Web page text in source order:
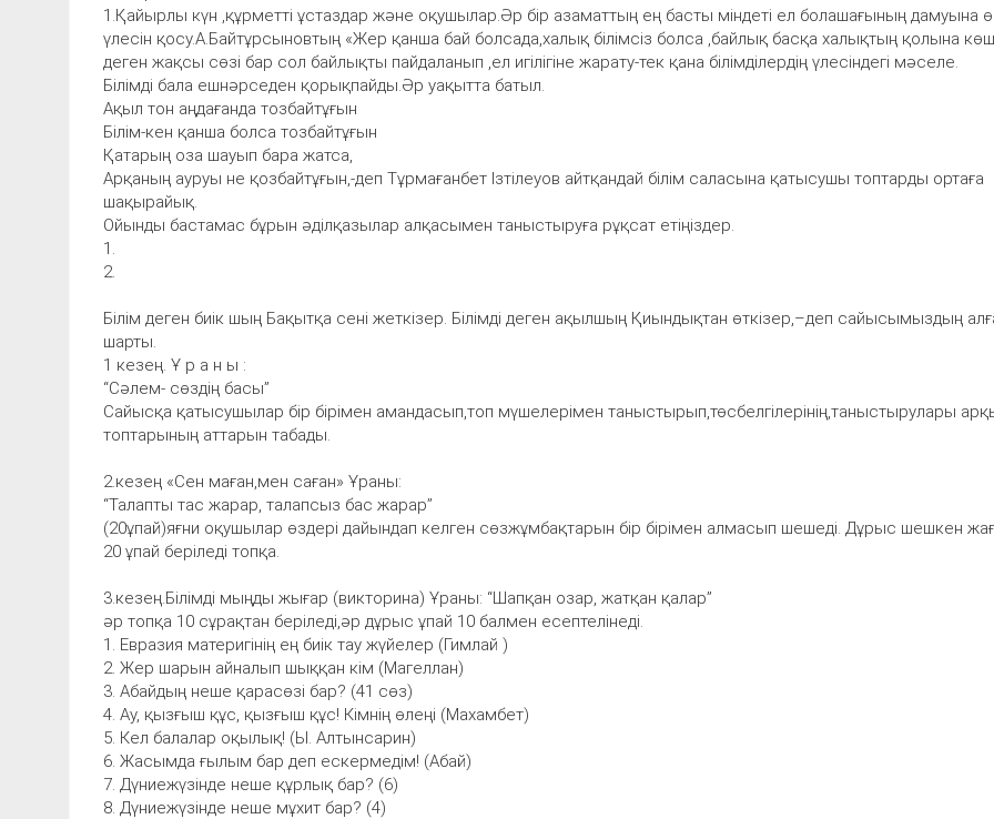
1.Қайырлы күн ,құрметті ұстаздар және оқушылар.Әр бір азаматтың ең басты міндеті ел болашағының дамуына
үлесін қосу.А.Байтұрсыновтың «Жер қанша бай болсада,халық білімсіз болса ,байлық басқа халықтың қолына
деген жақсы сөзі бар сол байлықты пайдаланып ,ел игілігіне жарату-тек қана білімділердің үлесіндегі мәселе.
Білімді бала ешнәрседен қорықпайды.Әр уақытта батыл.
Ақыл тон аңдағанда тозбайтұғын
Білім-кен қанша болса тозбайтұғын
Қатарың оза шауып бара жатса,
Арқаның ауруы не қозбайтұғын,-деп Тұрмағанбет Ізтілеуов айтқандай білім саласына қатысушы топтарды ортаға
шақырайық.
Ойынды бастамас бұрын әділқазылар алқасымен таныстыруға рұқсат етіңіздер.
1.
2.
Білім деген биік шың Бақытқа сені жеткізер. Білімді деген ақылшың Қиындықтан өткізер,–деп сайысымыздың
шарты.
1 кезең. Ұ р а н ы :
“Сәлем- сөздің басы”
Сайысқа қатысушылар бір бірімен амандасып,топ мүшелерімен таныстырып,төсбелгілерінің,таныстырулары
топтарының аттарын табады.
2.кезең «Сен маған,мен саған» Ұраны:
“Талапты тас жарар, талапсыз бас жарар”
(20ұпай)яғни оқушылар өздері дайындап келген сөзжұмбақтарын бір бірімен алмасып шешеді. Дұрыс шешкен
20 ұпай беріледі топқа.
3.кезең.Білімді мыңды жығар (викторина) Ұраны: “Шапқан озар, жатқан қалар”
әр топқа 10 сұрақтан беріледі,әр дұрыс ұпай 10 балмен есептелінеді.
1. Евразия материгінің ең биік тау жүйелер (Гимлай )
2. Жер шарын айналып шыққан кім (Магеллан)
3. Абайдың неше қарасөзі бар? (41 сөз)
4. Ау, қызғыш құс, қызғыш құс! Кімнің өлеңі (Махамбет)
5. Кел балалар оқылық! (ЬІ. Алтынсарин)
6. Жасымда ғылым бар деп ескермедім! (Абай)
7. Дүниежүзінде неше құрлық бар? (6)
8. Дүниежүзінде неше мұхит бар? (4)